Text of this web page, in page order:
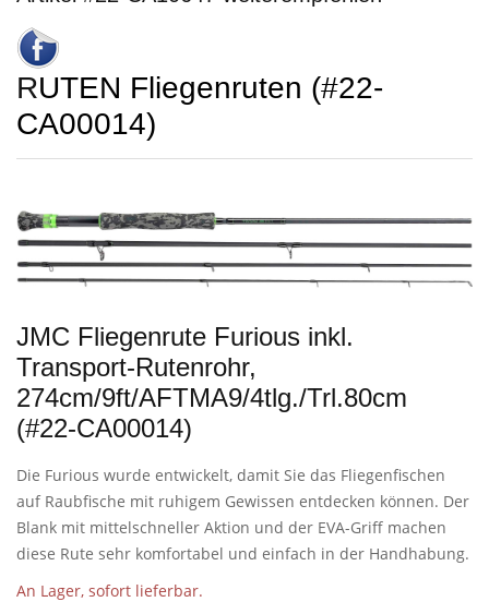
RUTEN Fliegenruten (#22-
CA00014)
JMC Fliegenrute Furious inkl.
Transport-Rutenrohr,
274cm/9ft/AFTMA9/4tlg./Trl.80cm
(#22-CA00014)
Die Furious wurde entwickelt, damit Sie das Fliegenfischen
auf Raubfische mit ruhigem Gewissen entdecken können. Der
Blank mit mittelschneller Aktion und der EVA-Griff machen
diese Rute sehr komfortabel und einfach in der Handhabung.
An Lager, sofort lieferbar.